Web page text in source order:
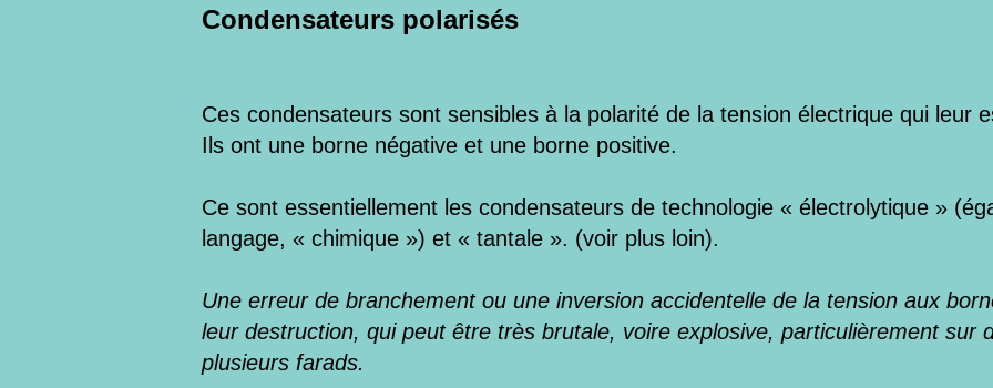
Condensateurs polarisés
Ces condensateurs sont sensibles à la polarité de la tension électrique qui leur
Ils ont une borne négative et une borne positive.
Ce sont essentiellement les condensateurs de technologie « électrolytique »
langage, « chimique ») et « tantale ». (voir plus loin).
Une erreur de branchement ou une inversion accidentelle de la tension aux
leur destruction, qui peut être très brutale, voire explosive, particulièrement sur
plusieurs farads.